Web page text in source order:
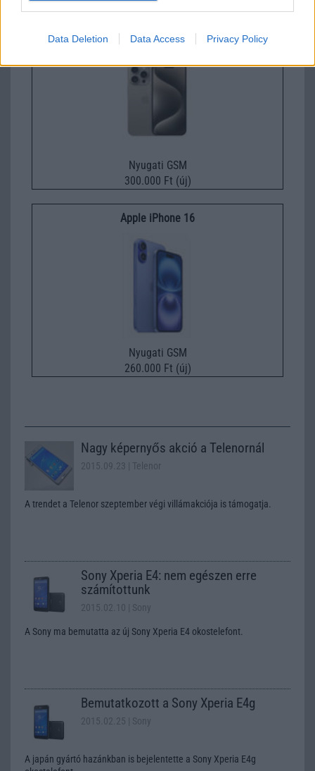
Data Deletion Data Access Privacy Policy
Apple iPhone 15 Pro
Nyugati GSM
300.000 Ft (új)
Apple iPhone 16
Nyugati GSM
260.000 Ft (új)
Nagy képernyős akció a Telenornál
2015.09.23 | Telenor
A trendet a Telenor szeptember végi villámakciója is támogatja.
Sony Xperia E4: nem egészen erre
számítottunk
2015.02.10 | Sony
A Sony ma bemutatta az új Sony Xperia E4 okostelefont.
Bemutatkozott a Sony Xperia E4g
2015.02.25 | Sony
A japán gyártó hazánkban is bejelentette a Sony Xperia E4g